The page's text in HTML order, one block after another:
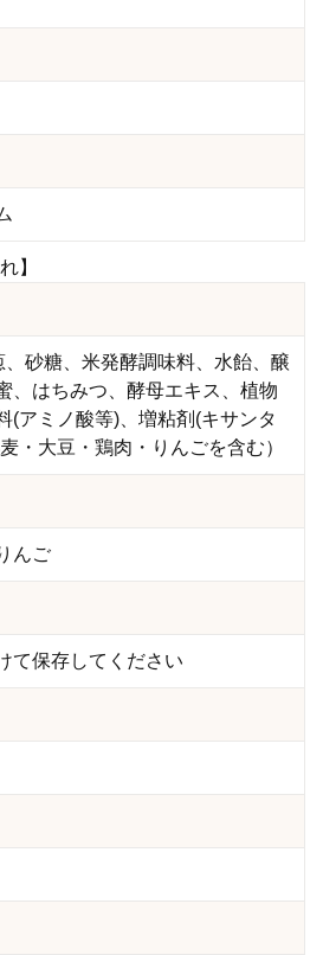
】
砂糖、米発酵調味料、水飴、醸
、はちみつ、酵母エキス、植物
(アミノ酸等)、増粘剤(キサンタ
・大豆・鶏肉・りんごを含む）
んご
て保存してください